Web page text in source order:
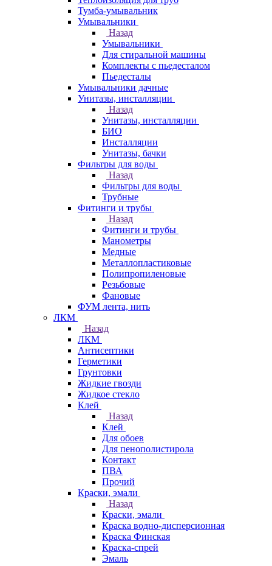
Тумба-умывальник
Умывальники
Назад
Умывальники
Для стиральной машины
Комплекты с пьедесталом
Пьедесталы
Умывальники дачные
Унитазы, инсталляции
Назад
Унитазы, инсталляции
БИО
Инсталляции
Унитазы, бачки
Фильтры для воды
Назад
Фильтры для воды
Трубные
Фитинги и трубы
Назад
Фитинги и трубы
Манометры
Медные
Металлопластиковые
Полипропиленовые
Резьбовые
Фановые
ФУМ лента, нить
ЛКМ
Назад
ЛКМ
Антисептики
Герметики
Грунтовки
Жидкие гвозди
Жидкое стекло
Клей
Назад
Клей
Для обоев
Для пенополистирола
Контакт
ПВА
Прочий
Краски, эмали
Назад
Краски, эмали
Краска водно-дисперсионная
Краска Финская
Краска-спрей
Эмаль